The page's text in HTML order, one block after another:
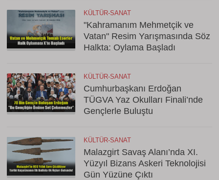
KÜLTÜR-SANAT
"Kahramanım Mehmetçik ve
Vatan" Resim Yarışmasında Söz
Halkta: Oylama Başladı
KÜLTÜR-SANAT
Cumhurbaşkanı Erdoğan
TÜGVA Yaz Okulları Finali’nde
Gençlerle Buluştu
KÜLTÜR-SANAT
Malazgirt Savaş Alanı’nda XI.
Yüzyıl Bizans Askeri Teknolojisi
Gün Yüzüne Çıktı